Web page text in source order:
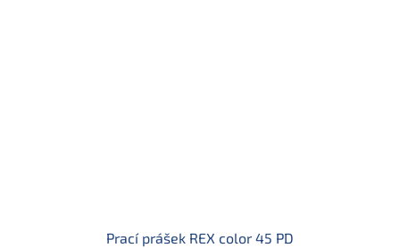
Prací prášek REX color 45 PD